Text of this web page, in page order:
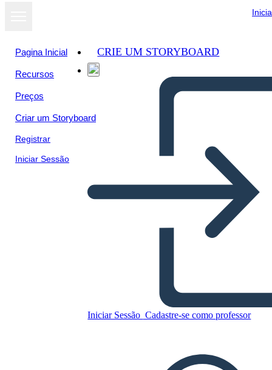
Pagina Inicial
Recursos
Preços
Criar um Storyboard
Registrar
Iniciar Sessão
CRIE UM STORYBOARD
Iniciar Sessão Cadastre-se como professor
כביש לקומוניזם בסין
CRIAR UM STORYBOARD